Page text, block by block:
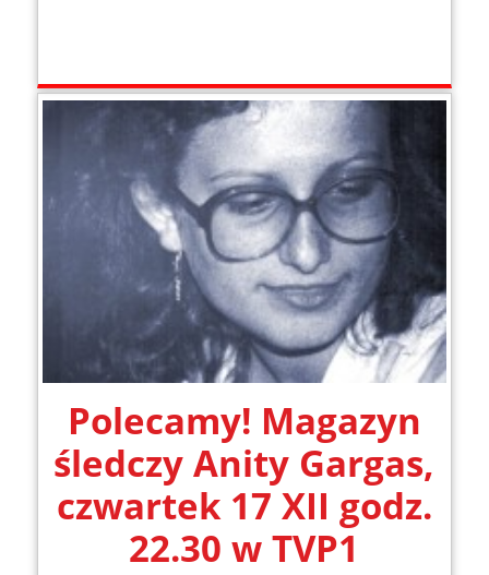
Polecamy! Magazyn
śledczy Anity Gargas,
czwartek 17 XII godz.
22.30 w TVP1